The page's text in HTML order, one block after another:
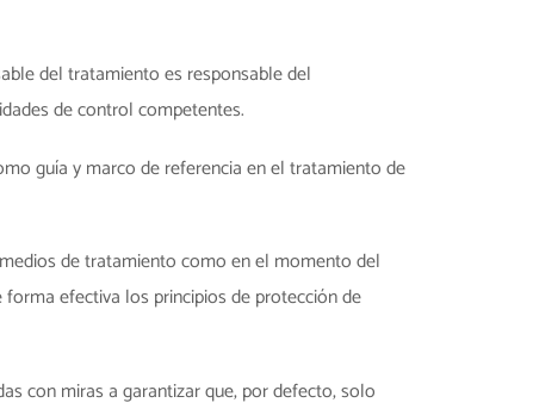
del tratamiento es responsable del
de control competentes.
guía y marco de referencia en el tratamiento de
de tratamiento como en el momento del
efectiva los principios de protección de
con miras a garantizar que, por defecto, solo